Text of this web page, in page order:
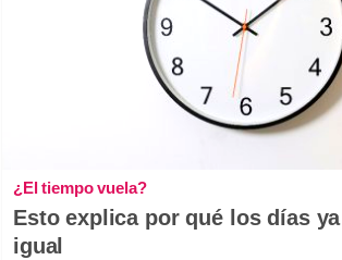
¿El tiempo vuela?
Esto explica por qué los días
igual